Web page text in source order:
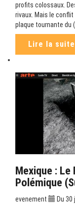
profits colossaux.
rivaux. Mais le
plaque tournante du
Lire la suite
Mexique :
Polémique
evenement
Du